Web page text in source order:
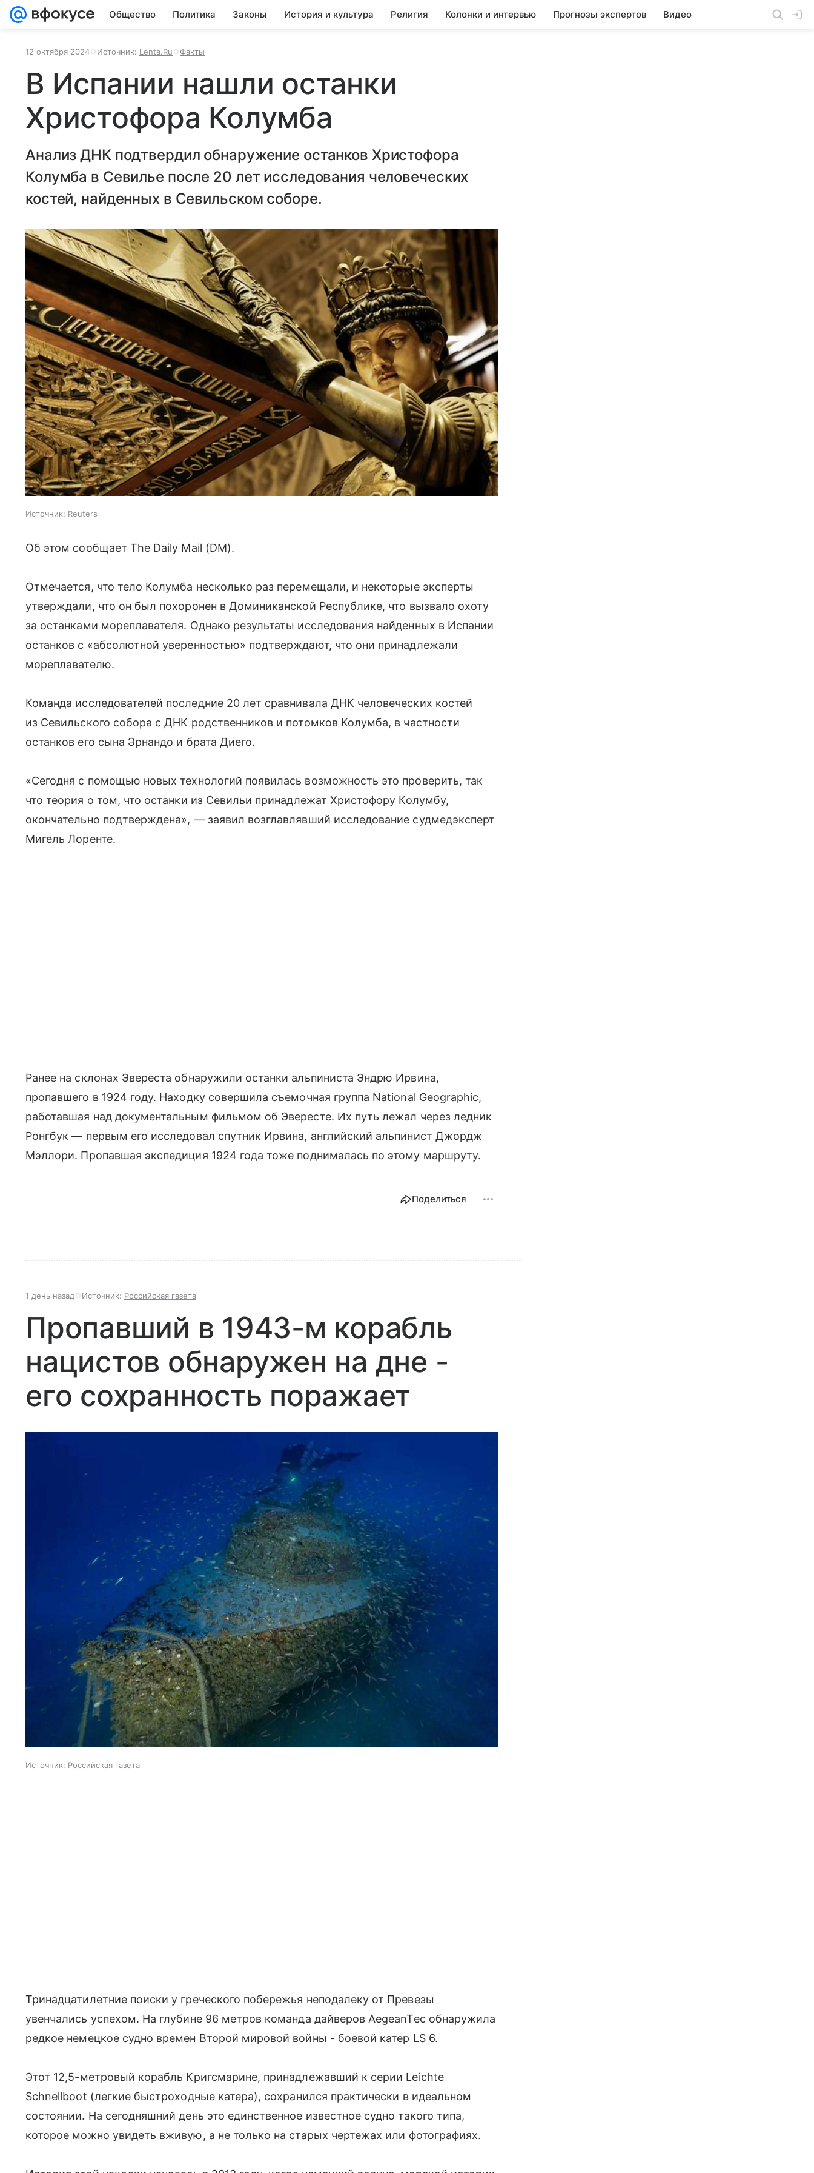
Общество Политика Законы История и культура Религия Колонки и интервью Прогнозы экспертов Видео
12 октября 2024 Источник: Lenta.Ru Факты
В Испании нашли останки
Христофора Колумба
Анализ ДНК подтвердил обнаружение останков Христофора
Колумба в Севилье после 20 лет исследования человеческих
костей, найденных в Севильском соборе.
Источник: Reuters
Об этом сообщает The Daily Mail (DM).
Отмечается, что тело Колумба несколько раз перемещали, и некоторые эксперты
утверждали, что он был похоронен в Доминиканской Республике, что вызвало охоту
за останками мореплавателя. Однако результаты исследования найденных в Испании
останков с «абсолютной уверенностью» подтверждают, что они принадлежали
мореплавателю.
Команда исследователей последние 20 лет сравнивала ДНК человеческих костей
из Севильского собора с ДНК родственников и потомков Колумба, в частности
останков его сына Эрнандо и брата Диего.
«Сегодня с помощью новых технологий появилась возможность это проверить, так
что теория о том, что останки из Севильи принадлежат Христофору Колумбу,
окончательно подтверждена», — заявил возглавлявший исследование судмедэксперт
Мигель Лоренте.
Ранее на склонах Эвереста обнаружили останки альпиниста Эндрю Ирвина,
пропавшего в 1924 году. Находку совершила съемочная группа National Geographic,
работавшая над документальным фильмом об Эвересте. Их путь лежал через ледник
Ронгбук — первым его исследовал спутник Ирвина, английский альпинист Джордж
Мэллори. Пропавшая экспедиция 1924 года тоже поднималась по этому маршруту.
Поделиться
1 день назад Источник: Российская газета
Пропавший в 1943-м корабль
нацистов обнаружен на дне -
его сохранность поражает
Источник: Российская газета
Тринадцатилетние поиски у греческого побережья неподалеку от Превезы
увенчались успехом. На глубине 96 метров команда дайверов AegeanTec обнаружила
редкое немецкое судно времен Второй мировой войны - боевой катер LS 6.
Этот 12,5-метровый корабль Кригсмарине, принадлежавший к серии Leichte
Schnellboot (легкие быстроходные катера), сохранился практически в идеальном
состоянии. На сегодняшний день это единственное известное судно такого типа,
которое можно увидеть вживую, а не только на старых чертежах или фотографиях.